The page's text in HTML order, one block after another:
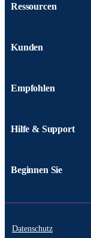
Ressourcen
Kunden
Empfohlen
Hilfe & Support
Beginnen Sie
Datenschutz